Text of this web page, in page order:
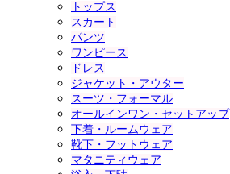
トップス
スカート
パンツ
ワンピース
ドレス
ジャケット・アウター
スーツ・フォーマル
オールインワン・セットアップ
下着・ルームウェア
靴下・フットウェア
マタニティウェア